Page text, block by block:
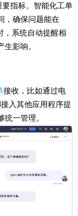
指标。智能化工单
，确保问题能在
，系统自动提醒相
影响。
接收，比如通过电
入其他应用程序提
一管理。